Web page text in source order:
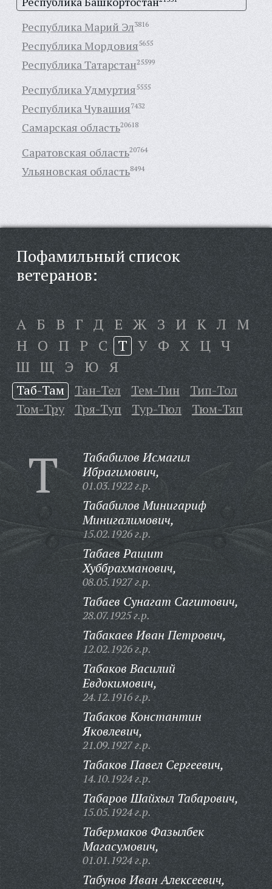
Республика Марий Эл3816
Республика Мордовия5655
Республика Татарстан25599
Республика Удмуртия5555
Республика Чувашия7432
Самарская область20618
Саратовская область20764
Ульяновская область8494
Пофамильный список
ветеранов:
А Б В Г Д Е Ж З И К Л М
Н О П Р С Т У Ф Х Ц Ч
Ш Щ Э Ю Я
Таб-Там Тан-Тел Тем-Тин
Тип-Тол
Том-Тру
Тря-Туп Тур-Тюл Тюм-Тяп
Т
Табабилов Исмагил
Ибрагимович,
01.03.1922 г.р.
Табабилов Минигариф
Минигалимович,
15.02.1926 г.р.
Табаев Рашит
Хуббрахманович,
08.05.1927 г.р.
Табаев Сунагат Сагитович,
28.07.1925 г.р.
Табакаев Иван Петрович,
12.02.1926 г.р.
Табаков Василий
Евдокимович,
24.12.1916 г.р.
Табаков Константин
Яковлевич,
21.09.1927 г.р.
Табаков Павел Сергеевич,
14.10.1924 г.р.
Табаров Шайхыл Табарович,
15.05.1924 г.р.
Табермаков Фазылбек
Магасумович,
01.01.1924 г.р.
Табунов Иван Алексеевич,